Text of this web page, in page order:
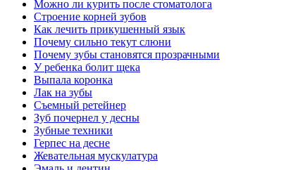
Можно ли курить после стоматолога
Cтроение корней зубов
Как лечить прикушенный язык
Почему сильно текут слюни
Почему зубы становятся прозрачными
У ребенка болит щека
Выпала коронка
Лак на зубы
Съемный ретейнер
Зуб почернел у десны
Зубные техники
Герпес на десне
Жевательная мускулатура